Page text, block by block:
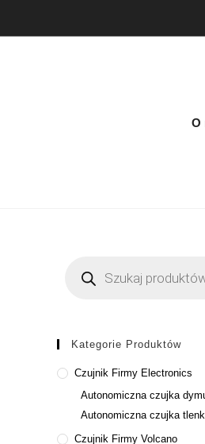
O
Kategorie Produktów
Czujnik Firmy Electronics
Autonomiczna czujka
Autonomiczna czujka
Czujnik Firmy Volcano